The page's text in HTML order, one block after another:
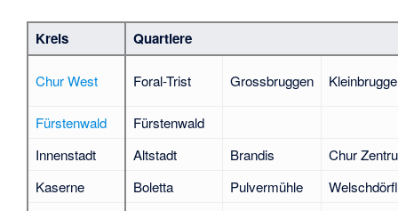
Kreis Quartiere
Chur West Foral-Trist Grossbruggen
Fürstenwald
Fürstenwald
Innenstadt
Altstadt Brandis
Chur
Kaserne
Boletta Pulvermühle